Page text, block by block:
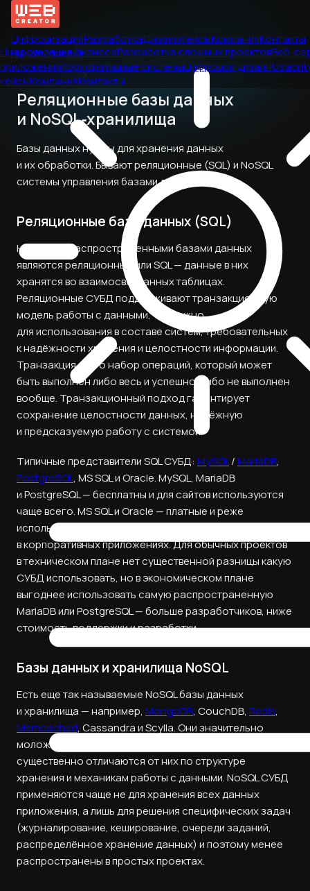
ЦифровизацияРазработкаДизайнКейсыКомпанияКонтакты
Начать проект
Цифровизация бизнесаРазработка сложных проектовВеб-
приложенияКорпоративные системыЦифровой дизайн
кейсыКомпанияКонтакты
Web Creator→Статьи
Реляционные базы данных
и NoSQL‑хранилища
Базы данных нужны для хранения данных
и их обработки. Бывают реляционные (SQL) и NoSQL
системы управления базами данных.
Реляционные базы данных (SQL)
Наиболее распространенными базами данных
являются реляционные или SQL — данные в них
хранятся во взаимосвязаанных таблицах.
Реляционные СУБД поддерживают транзакционную
модель работы с данными, что важно
для использования в составе систем, требовательных
к надёжности хранения и целостности информации.
Транзакция — это набор операций, который может
быть выполнен либо весь и успешно, либо не выполнен
вообще. Транзакционный подход гарантирует
сохранение целостности данных, надёжную
и предсказуемую работу с системой.
Типичные представители SQL СУБД: MySQL/MariaDB,
PostgreSQL, MS SQL и Oracle. MySQL, MariaDB
и PostgreSQL — бесплатны и для сайтов используются
чаще всего. MS SQL и Oracle — платные и реже
используются в веб‑проектах, но чаще применяются
в корпоративных приложениях. Для обычных проектов
в техническом плане нет существенной разницы какую
СУБД использовать, но в экономическом плане
выгоднее использовать самую распространенную
MariaDB или PostgreSQL — больше разработчиков, ниже
стоимость поддержки и разработки.
Базы данных и хранилища NoSQL
Есть еще так называемые NoSQL базы данных
и хранилища — например, MongoDB, CouchDB, Redis,
Memcached, Cassandra и Scylla. Они значительно
моложе реляционных баз данных, а также
существенно отличаются от них по структуре
хранения и механикам работы с данными. NoSQL СУБД
применяются чаще не для хранения всех данных
приложения, а лишь для решения специфических задач
(журналирование, кеширование, очереди заданий,
распределённое хранение данных) и поэтому менее
распространены в простых проектах.